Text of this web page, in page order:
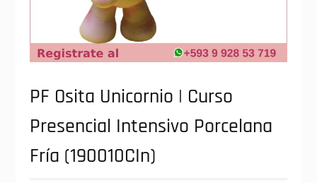
PF Osita Unicornio | Curso
Presencial Intensivo Porcelana
Fría (190010CIn)